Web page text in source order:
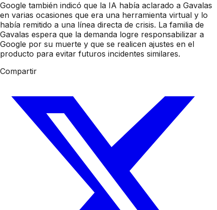
Google también indicó que la IA había aclarado a Gavalas
en varias ocasiones que era una herramienta virtual y lo
había remitido a una línea directa de crisis. La familia de
Gavalas espera que la demanda logre responsabilizar a
Google por su muerte y que se realicen ajustes en el
producto para evitar futuros incidentes similares.
Compartir